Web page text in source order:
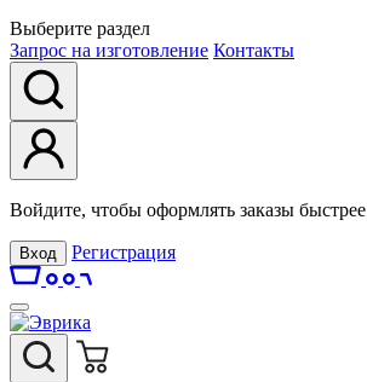
Выберите раздел
Запрос на изготовление Контакты
Войдите, чтобы оформлять заказы быстрее
Вход Регистрация